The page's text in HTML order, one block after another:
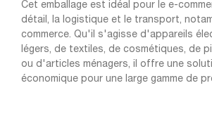
Cet emballage est idéal pour le e-
détail, la logistique et le transport,
commerce. Qu'il s'agisse d'appareils
légers, de textiles, de cosmétiques, de
ou d'articles ménagers, il offre une
économique pour une large gamme de